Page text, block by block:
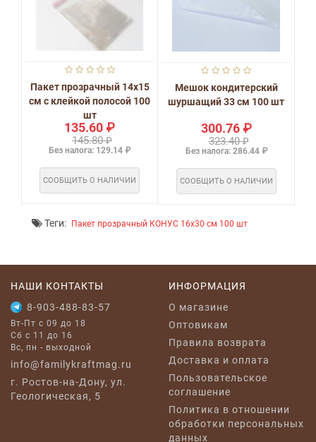
Пакет прозрачный 14х15
см с клейкой полосой 100
шт
135.60 ₽
145.80 ₽
Без налога: 129.14 ₽
СООБЩИТЬ О НАЛИЧИИ
Мешок кондитерский
шуршащий 33 см 100 шт
300.76 ₽
323.40 ₽
Без налога: 286.44 ₽
СООБЩИТЬ О НАЛИЧИИ
Теги: Пакет прозрачный КОНУС 16х30 см 100 шт
НАШИ КОНТАКТЫ
8-903-488-83-57
Вт-Пт с 09 до 18
Сб с 11 до 16
Вс, пн - выходной
info@familykraftmag.ru
г. Ростов-на-Дону, ул.
Геологическая, 5
ИНФОРМАЦИЯ
O магазине
Оптовикам
Правила возврата
Доставка и оплата
Пользовательское
соглашение
Политика в отношении
обработки персональных
данных